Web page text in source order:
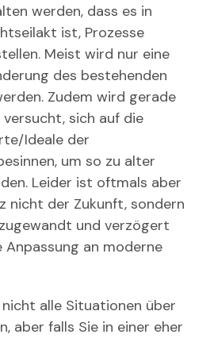
werden, dass es in
ist, Prozesse
Meist wird nur eine
des bestehenden
Zudem wird gerade
sich auf die
Ideale der
um so zu alter
Leider ist oftmals aber
nicht der Zukunft, sondern
und verzögert
Anpassung an moderne
alle Situationen über
aber falls Sie in einer eher